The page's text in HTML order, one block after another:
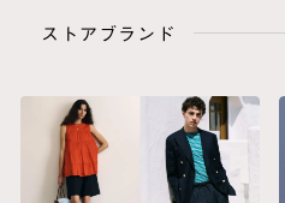
ストアブランド